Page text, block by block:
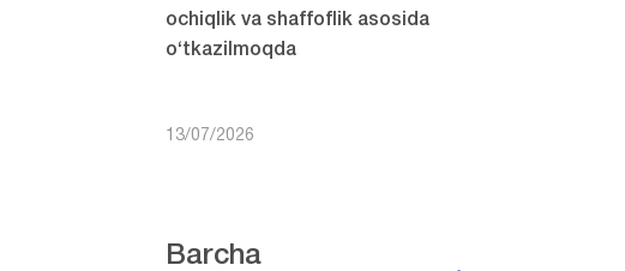
ochiqlik va shaffoflik asosida
o‘tkazilmoqda
13/07/2026
Barcha